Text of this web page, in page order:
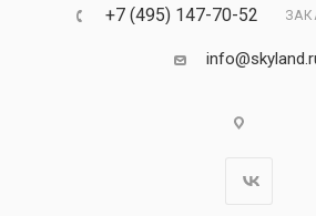
+7 (495) 147-70-52